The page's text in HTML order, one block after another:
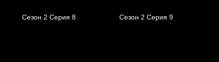
Сезон 2 Серия 8 Сезон 2 Серия 9